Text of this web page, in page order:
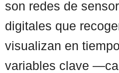
son redes de
digitales que
visualizan en
variables clave